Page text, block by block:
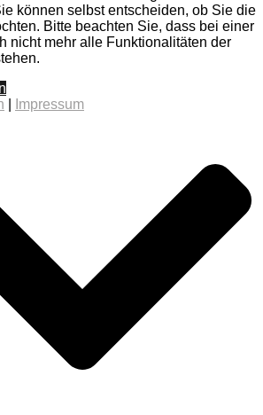
können selbst entscheiden, ob Sie die
Bitte beachten Sie, dass bei einer
nicht mehr alle Funktionalitäten der
Impressum